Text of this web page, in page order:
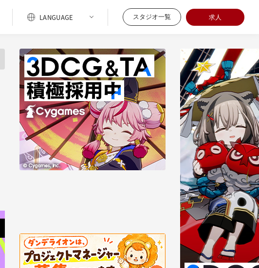
スタジオ一覧 求人